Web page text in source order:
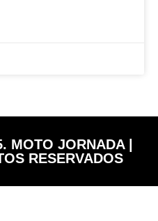
MOTO JORNADA |
RESERVADOS